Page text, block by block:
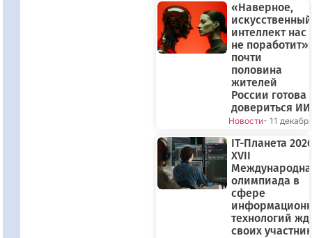
«Наверное,
искусственный
интеллект нас
не поработит»:
почти
половина
жителей
России готова
довериться ИИ
Новости- 11
IT-Планета
XVII
олимпиада в
сфере
технологий
своих